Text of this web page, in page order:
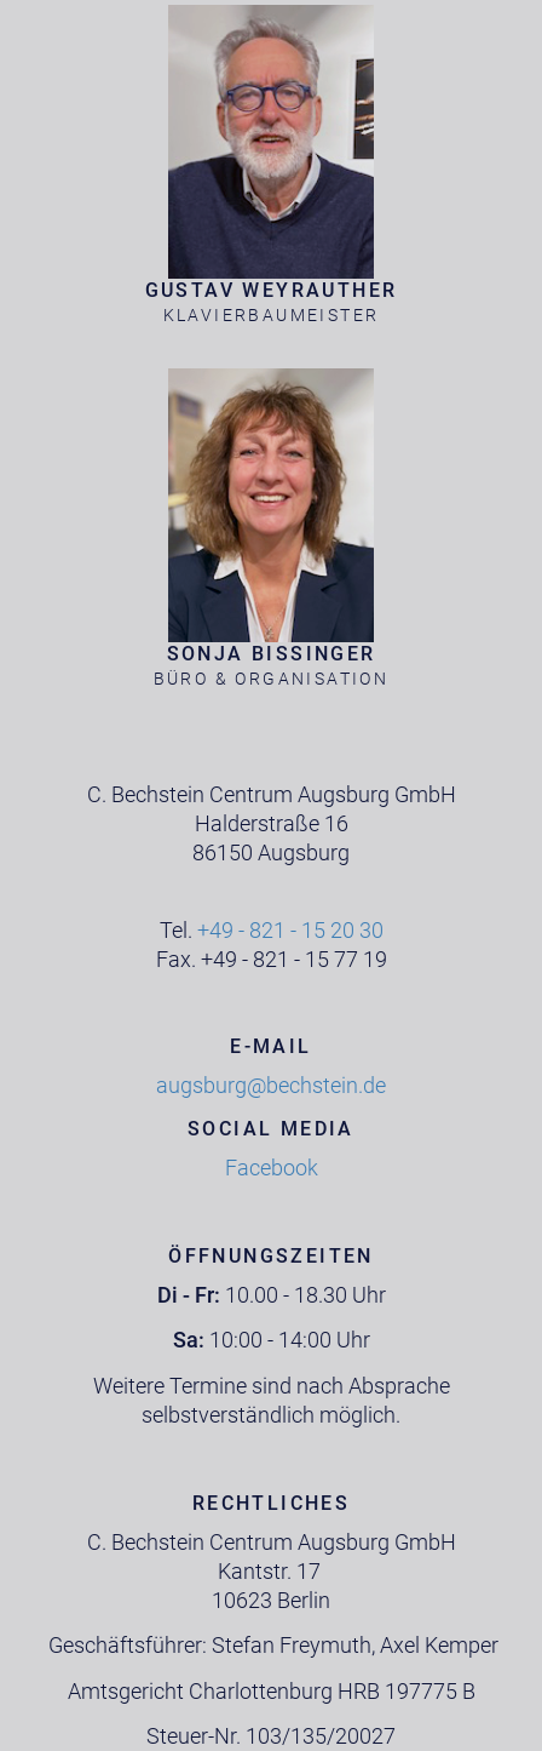
GUSTAV WEYRAUTHER
KLAVIERBAUMEISTER
SONJA BISSINGER
BÜRO & ORGANISATION
C. Bechstein Centrum Augsburg GmbH
Halderstraße 16
86150 Augsburg
Tel. +49 - 821 - 15 20 30
Fax. +49 - 821 - 15 77 19
E-MAIL
augsburg@bechstein.de
SOCIAL MEDIA
Facebook
ÖFFNUNGSZEITEN
Di - Fr: 10.00 - 18.30 Uhr
Sa: 10:00 - 14:00 Uhr
Weitere Termine sind nach Absprache
selbstverständlich möglich.
RECHTLICHES
C. Bechstein Centrum Augsburg GmbH
Kantstr. 17
10623 Berlin
Geschäftsführer: Stefan Freymuth, Axel Kemper
Amtsgericht Charlottenburg HRB 197775 B
Steuer-Nr. 103/135/20027